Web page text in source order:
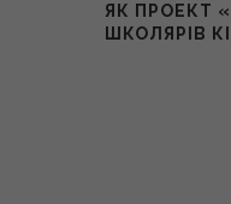
ЯК ПРОЕКТ
ШКОЛЯРІВ